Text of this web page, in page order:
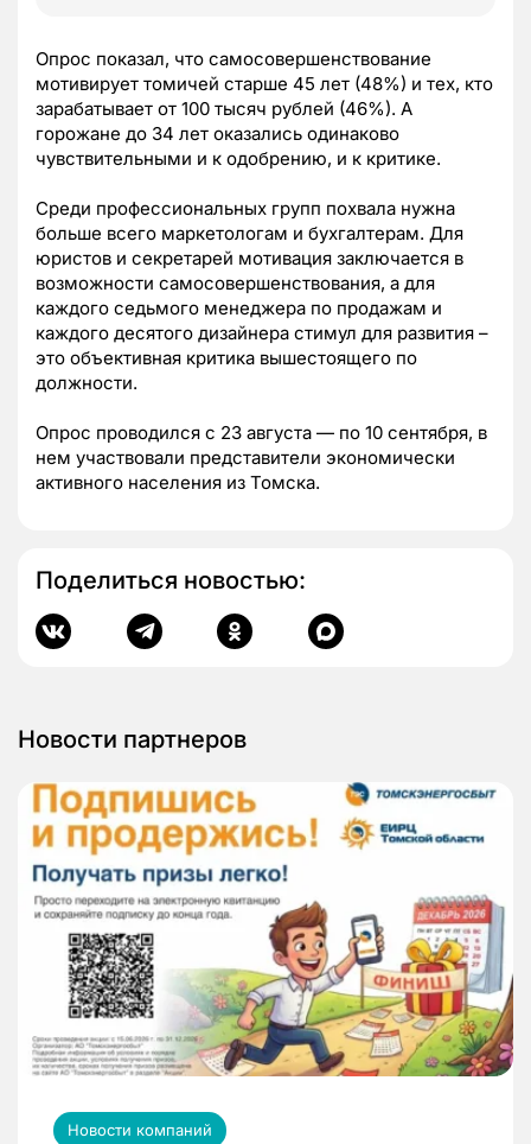
Опрос показал, что самосовершенствование
мотивирует томичей старше 45 лет (48%) и тех, кто
зарабатывает от 100 тысяч рублей (46%). А
горожане до 34 лет оказались одинаково
чувствительными и к одобрению, и к критике.
Среди профессиональных групп похвала нужна
больше всего маркетологам и бухгалтерам. Для
юристов и секретарей мотивация заключается в
возможности самосовершенствования, а для
каждого седьмого менеджера по продажам и
каждого десятого дизайнера стимул для развития –
это объективная критика вышестоящего по
должности.
Опрос проводился с 23 августа — по 10 сентября, в
нем участвовали представители экономически
активного населения из Томска.
Поделиться новостью:
Новости партнеров
Новости компаний